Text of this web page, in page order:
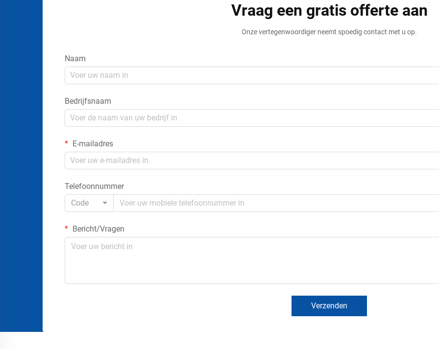
Vraag een gratis offerte aan
Onze vertegenwoordiger neemt spoedig contact met u op.
Naam
Bedrijfsnaam
E-mailadres
Telefoonnummer
Code
Bericht/Vragen
Verzenden